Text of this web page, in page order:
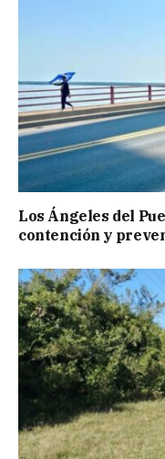
Los Ángeles del
contención y